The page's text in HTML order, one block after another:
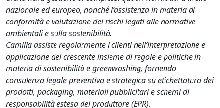
nazionale ed europeo, nonché l’assistenza in materia di
conformità e valutazione dei rischi legati alle normative
ambientali e sulla sostenibilità.
Camilla assiste regolarmente i clienti nell’interpretazione e
applicazione del crescente insieme di regole e politiche in
materia di sostenibilità e greenwashing, fornendo
consulenza legale preventiva e strategica su etichettatura dei
prodotti, packaging, materiali pubblicitari e schemi di
responsabilità estesa del produttore (EPR).